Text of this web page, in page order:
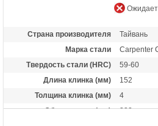
Страна производителя
Тайвань
Марка стали
Carpenter
Твердость стали (HRC)
59-60
Длина клинка (мм)
152
Толщина клинка (мм)
4
Общая длина (мм)
333